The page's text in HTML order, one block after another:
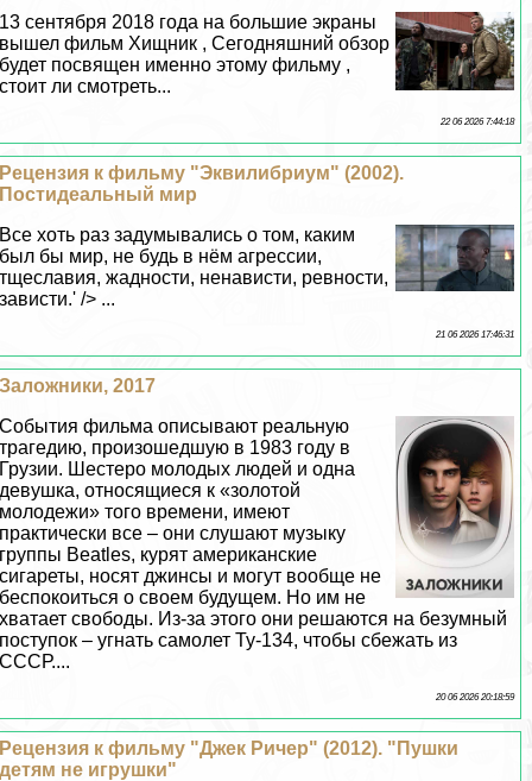
13 сентября 2018 года на большие экраны
вышел фильм Хищник , Сегодняшний обзор
будет посвящен именно этому фильму ,
стоит ли смотреть...
22 06 2026 7:44:18
Рецензия к фильму "Эквилибриум" (2002).
Постидеальный мир
Все хоть раз задумывались о том, каким
был бы мир, не будь в нём агрессии,
тщеславия, жадности, ненависти, ревности,
зависти.' /> ...
21 06 2026 17:46:31
Заложники, 2017
События фильма описывают реальную
трагедию, произошедшую в 1983 году в
Грузии. Шестеро молодых людей и одна
дeвyшка, относящиеся к «золотой
молодежи» того времени, имеют
пpaктически все – они слушают музыку
группы Beatles, курят американские
сигареты, носят джинсы и могут вообще не
беспокоиться о своем будущем. Но им не
хватает свободы. Из-за этого они решаются на безумный
поступок – угнать самолет Ту-134, чтобы сбежать из
СССР....
20 06 2026 20:18:59
Рецензия к фильму "Джек Ричер" (2012). "Пушки
детям не игрушки"